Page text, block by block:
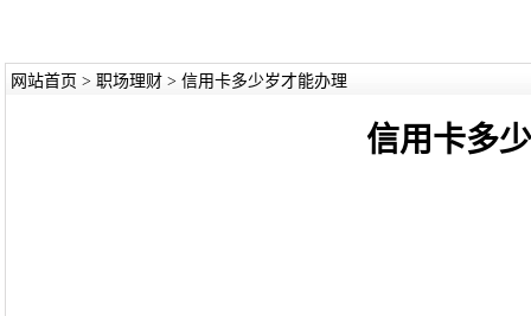
网站首页 > 职场理财> 信用卡多少岁才能办理
信用卡多